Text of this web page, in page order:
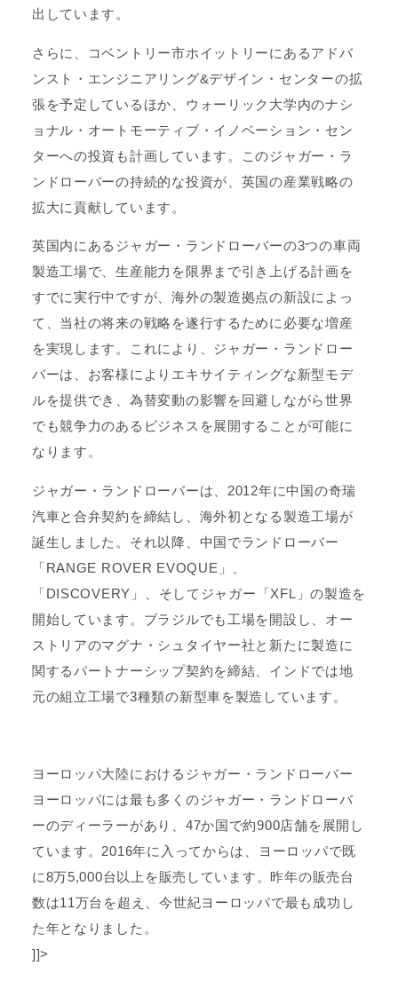
出しています。
さらに、コベントリー市ホイットリーにあるアドバ
ンスト・エンジニアリング&デザイン・センターの拡
張を予定しているほか、ウォーリック大学内のナシ
ョナル・オートモーティブ・イノベーション・セン
ターへの投資も計画しています。このジャガー・ラ
ンドローバーの持続的な投資が、英国の産業戦略の
拡大に貢献しています。
英国内にあるジャガー・ランドローバーの3つの車両
製造工場で、生産能力を限界まで引き上げる計画を
すでに実行中ですが、海外の製造拠点の新設によっ
て、当社の将来の戦略を遂行するために必要な増産
を実現します。これにより、ジャガー・ランドロー
バーは、お客様によりエキサイティングな新型モデ
ルを提供でき、為替変動の影響を回避しながら世界
でも競争力のあるビジネスを展開することが可能に
なります。
ジャガー・ランドローバーは、2012年に中国の奇瑞
汽車と合弁契約を締結し、海外初となる製造工場が
誕生しました。それ以降、中国でランドローバー
「RANGE ROVER EVOQUE」、
「DISCOVERY」、そしてジャガー「XFL」の製造を
開始しています。ブラジルでも工場を開設し、オー
ストリアのマグナ・シュタイヤー社と新たに製造に
関するパートナーシップ契約を締結、インドでは地
元の組立工場で3種類の新型車を製造しています。
ヨーロッパ大陸におけるジャガー・ランドローバー
ヨーロッパには最も多くのジャガー・ランドローバ
ーのディーラーがあり、47か国で約900店舗を展開し
ています。2016年に入ってからは、ヨーロッパで既
に8万5,000台以上を販売しています。昨年の販売台
数は11万台を超え、今世紀ヨーロッパで最も成功し
た年となりました。
]]>